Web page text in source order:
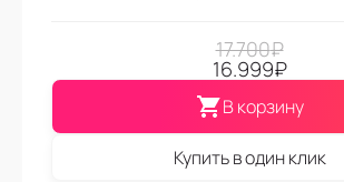
17.700₽
16.999₽
В корзину
Купить в один клик